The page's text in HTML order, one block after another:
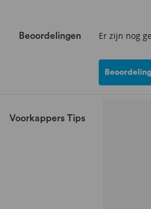
Beoordelingen Er zijn nog
Voorkappers Tips